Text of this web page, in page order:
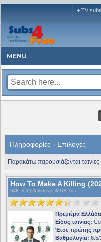
+ TV
MENU
Πληροφορίες - Επιλογές
Παρακάτω παρουσιάζονται
How To Make A Killing
S4F : 6.3 (26 votes) | iMDB: 6.5
Πρεμιέρα
Είδος ταινίας:
Έτος πρώτης
Βαθμολογία: 6.5/